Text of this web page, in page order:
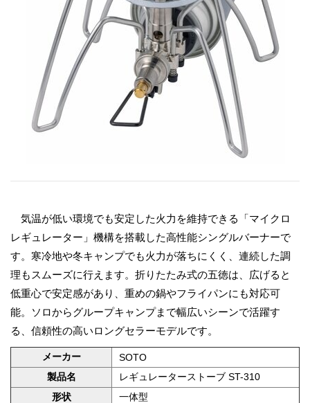
気温が低い環境でも安定した火力を維持できる「マイクロ
レギュレーター」機構を搭載した高性能シングルバーナーで
す。寒冷地や冬キャンプでも火力が落ちにくく、連続した調
理もスムーズに行えます。折りたたみ式の五徳は、広げると
低重心で安定感があり、重めの鍋やフライパンにも対応可
能。ソロからグループキャンプまで幅広いシーンで活躍す
る、信頼性の高いロングセラーモデルです。
メーカー
SOTO
製品名
レギュレーターストーブ ST-310
形状
一体型